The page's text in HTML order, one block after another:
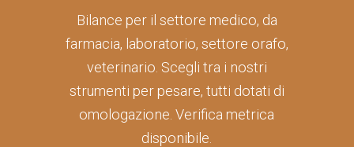
Bilance per il settore medico, da
farmacia, laboratorio, settore orafo,
veterinario. Scegli tra i nostri
strumenti per pesare, tutti dotati di
omologazione. Verifica metrica
disponibile.